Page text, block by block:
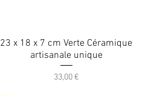
23 x 18 x 7 cm Verte Céramique
artisanale unique
Prix
33,00 €